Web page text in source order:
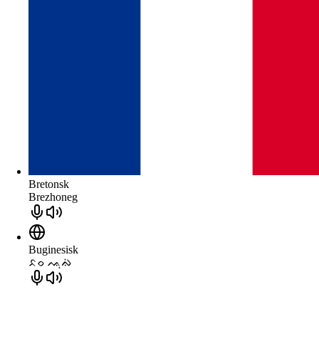
Bretonsk
Brezhoneg
Buginesisk
ᨅᨔ ᨕᨘᨁᨗ